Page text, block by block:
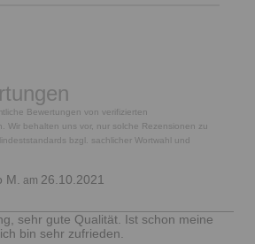
Bewertungen von verifizierten
Wir behalten uns vor, nur solche Rezensionen zu
bzgl. sachlicher Wortwahl und
M. am 26.10.2021
sehr gute Qualität. Ist schon meine
bin sehr zufrieden.